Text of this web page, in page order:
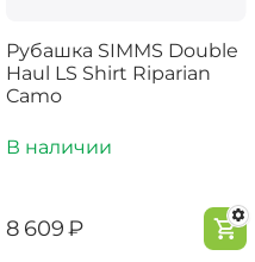
Рубашка SIMMS Double
Haul LS Shirt Riparian
Camo
В наличии
‍8 609‍₽